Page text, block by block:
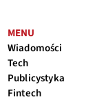
MENU
Wiadomości
Tech
Publicystyka
Fintech